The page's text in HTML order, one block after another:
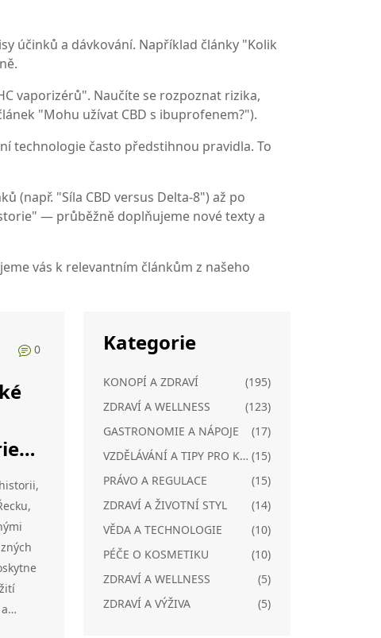
účinků a dávkování. Například články "Kolik
vaporizérů". Naučíte se rozpoznat rizika,
"Mohu užívat CBD s ibuprofenem?").
technologie často předstihnou pravidla. To
"Síla CBD versus Delta‑8") až po
— průběžně doplňujeme nové texty a
vás k relevantním článkům z našeho
0
a
Kategorie
KONOPÍ A ZDRAVÍ
(195)
ZDRAVÍ A WELLNESS
(123)
GASTRONOMIE A NÁPOJE
(17)
VZDĚLÁVÁNÍ A TIPY PRO KONOPÍ (15)
PRÁVO A REGULACE
(15)
ZDRAVÍ A ŽIVOTNÍ STYL
(14)
VĚDA A TECHNOLOGIE
(10)
PÉČE O KOSMETIKU
(10)
ZDRAVÍ A WELLNESS
(5)
ZDRAVÍ A VÝŽIVA
(5)